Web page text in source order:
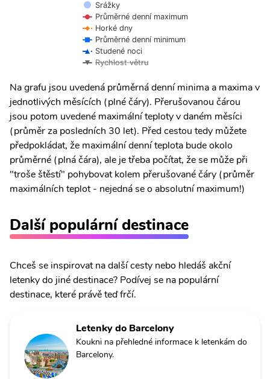
Srážky
Průměrné denní maximum
Horké dny
Průměrné denní minimum
Studené noci
Rychlost větru
Na grafu jsou uvedená průměrná denní minima a maxima v
jednotlivých měsících (plné čáry). Přerušovanou čárou
jsou potom uvedené maximální teploty v daném měsíci
(průměr za posledních 30 let). Před cestou tedy můžete
předpokládat, že maximální denní teplota bude okolo
průměrné (plná čára), ale je třeba počítat, že se může při
"troše štěstí" pohybovat kolem přerušované čáry (průměr
maximálních teplot - nejedná se o absolutní maximum!)
Další populární destinace
Chceš se inspirovat na další cesty nebo hledáš akční
letenky do jiné destinace? Podívej se na populární
destinace, které právě teď frčí.
Letenky do Barcelony
Koukni na přehledné informace k letenkám do
Barcelony.